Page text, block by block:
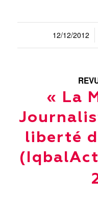
12/12/2012
/
« La
liberté